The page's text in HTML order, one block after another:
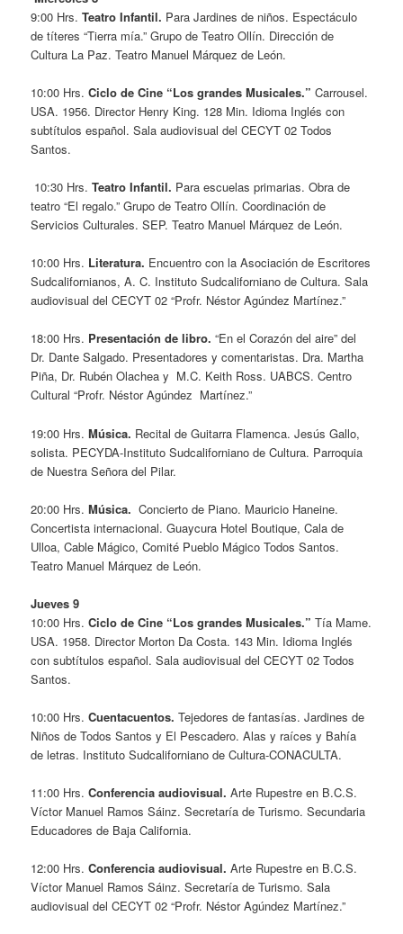
9:00 Hrs.Teatro Infantil. Para Jardines de niños. Espectáculo
de títeres “Tierra mía.” Grupo de Teatro Ollín. Dirección de
Cultura La Paz. Teatro Manuel Márquez de León.
10:00 Hrs.Ciclo de Cine “Los grandes Musicales.”Carrousel.
USA. 1956. Director Henry King. 128 Min. Idioma Inglés con
subtítulos español. Sala audiovisual del CECYT 02 Todos
Santos.
10:30 Hrs.Teatro Infantil. Para escuelas primarias. Obra de
teatro “El regalo.” Grupo de Teatro Ollín. Coordinación de
Servicios Culturales. SEP. Teatro Manuel Márquez de León.
10:00 Hrs. Literatura. Encuentro con la Asociación de Escritores
Sudcalifornianos, A. C. Instituto Sudcaliforniano de Cultura. Sala
audiovisual del CECYT 02 “Profr. Néstor Agúndez Martínez.”
18:00 Hrs. Presentación de libro.“En el Corazón del aire” del
Dr. Dante Salgado. Presentadores y comentaristas. Dra. Martha
Piña, Dr. Rubén Olachea y M.C. Keith Ross. UABCS. Centro
Cultural “Profr. Néstor Agúndez Martínez.”
19:00 Hrs.Música. Recital de Guitarra Flamenca. Jesús Gallo,
solista. PECYDA-Instituto Sudcaliforniano de Cultura. Parroquia
de Nuestra Señora del Pilar.
20:00 Hrs.Música.Concierto de Piano. Mauricio Haneine.
Concertista internacional. Guaycura Hotel Boutique, Cala de
Ulloa, Cable Mágico, Comité Pueblo Mágico Todos Santos.
Teatro Manuel Márquez de León.
Jueves 9
10:00 Hrs.Ciclo de Cine “Los grandes Musicales.”Tía Mame.
USA. 1958. Director Morton Da Costa. 143 Min. Idioma Inglés
con subtítulos español. Sala audiovisual del CECYT 02 Todos
Santos.
10:00 Hrs.Cuentacuentos. Tejedores de fantasías. Jardines de
Niños de Todos Santos y El Pescadero. Alas y raíces y Bahía
de letras. Instituto Sudcaliforniano de Cultura-CONACULTA.
11:00 Hrs.Conferencia audiovisual. Arte Rupestre en B.C.S.
Víctor Manuel Ramos Sáinz. Secretaría de Turismo. Secundaria
Educadores de Baja California.
12:00 Hrs.Conferencia audiovisual. Arte Rupestre en B.C.S.
Víctor Manuel Ramos Sáinz. Secretaría de Turismo. Sala
audiovisual del CECYT 02 “Profr. Néstor Agúndez Martínez.”